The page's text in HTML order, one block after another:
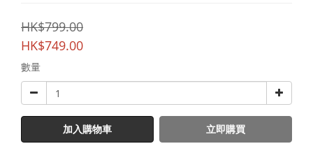
HK$799.00
HK$749.00
數量
加入購物車 立即購買